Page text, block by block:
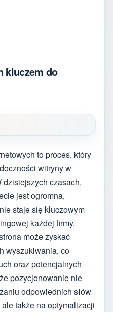
kluczem do
to proces, który
witryny w
czasach,
jest ogromna,
staje się kluczowym
każdej firmy.
może zyskać
wyszukiwania, co
oraz potencjalnych
pozycjonowanie nie
odpowiednich słów
także na optymalizacji